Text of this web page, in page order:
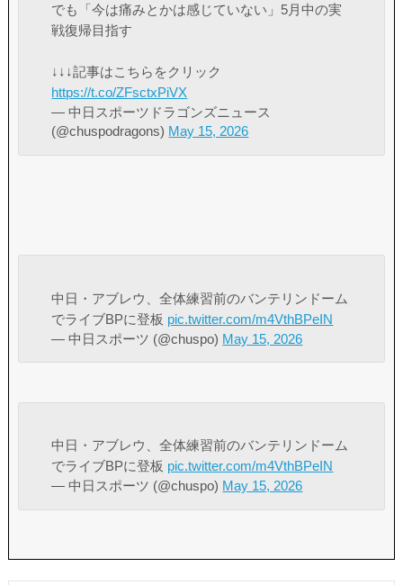
でも「今は痛みとかは感じていない」5月中の実
戦復帰目指す
↓↓↓記事はこちらをクリック
https://t.co/ZFsctxPiVX
— 中日スポーツドラゴンズニュース
(@chuspodragons) May 15, 2026
中日・アブレウ、全体練習前のバンテリンドーム
でライブBPに登板 pic.twitter.com/m4VthBPeIN
— 中日スポーツ (@chuspo) May 15, 2026
中日・アブレウ、全体練習前のバンテリンドーム
でライブBPに登板 pic.twitter.com/m4VthBPeIN
— 中日スポーツ (@chuspo) May 15, 2026